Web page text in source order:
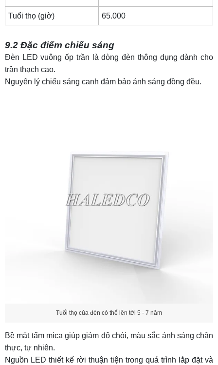
Tuổi thọ (giờ) 65.000
9.2 Đặc điểm chiếu sáng
Đèn LED vuông ốp trần là dòng đèn thông dụng dành cho
trần thạch cao.
Nguyên lý chiếu sáng cạnh đảm bảo ánh sáng đồng đều.
Tuổi thọ của đèn có thể lên tới 5 - 7 năm
Bề mặt tấm mica giúp giảm độ chói, màu sắc ánh sáng chân
thực, tự nhiên.
Nguồn LED thiết kế rời thuận tiện trong quá trình lắp đặt và